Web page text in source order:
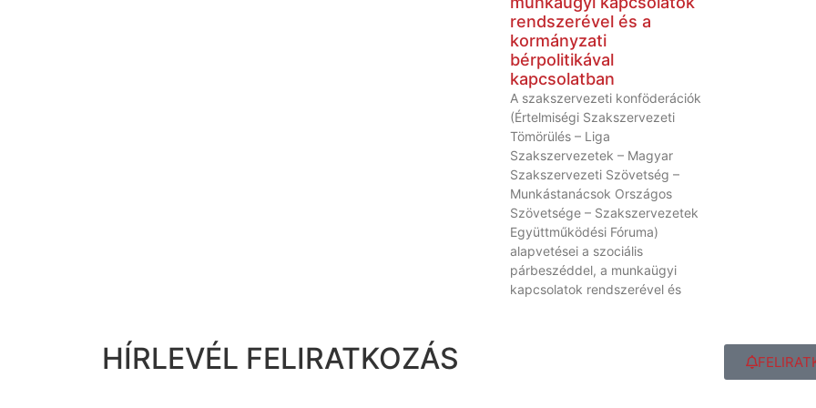
rendszerével és a
kormányzati
bérpolitikával
kapcsolatban
A szakszervezeti konföderációk
(Értelmiségi Szakszervezeti
Tömörülés – Liga
Szakszervezetek – Magyar
Szakszervezeti Szövetség –
Munkástanácsok Országos
Szövetsége – Szakszervezetek
Együttműködési Fóruma)
alapvetései a szociális
párbeszéddel, a munkaügyi
kapcsolatok rendszerével és
HÍRLEVÉL FELIRATKOZÁS